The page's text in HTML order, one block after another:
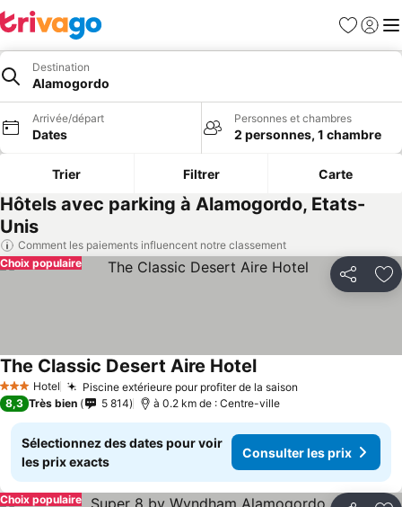
Favoris
Se
Destination
Alamogordo
Arrivée/départ
Dates
Personnes et chambres
2 personnes, 1 chambre
Trier Filtrer Carte
Hôtels avec parking à Alamogordo, Etats-
Unis
Comment les paiements influencent notre classement
Partager
Choix populaire
3 ÉtoilesHotel Piscine extérieure pour profiter de la saison
The Classic Desert Aire Hotel
8,3 Très bien 5 814 à 0.2 km de : Centre-ville
Sélectionnez des dates pour voir
les prix exacts
Consulter les prix
Choix populaire